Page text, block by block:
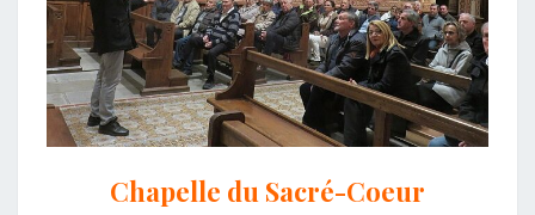
Chapelle du Sacré-Coeur